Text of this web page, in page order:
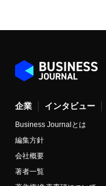
企業 インタビュー
Business Journalとは
編集方針
会社概要
著者一覧